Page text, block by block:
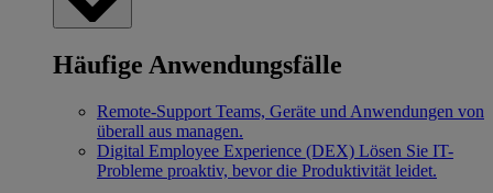
Häufige Anwendungsfälle
Remote-Support Teams, Geräte und Anwendungen von
überall aus managen.
Digital Employee Experience (DEX) Lösen Sie IT-
Probleme proaktiv, bevor die Produktivität leidet.